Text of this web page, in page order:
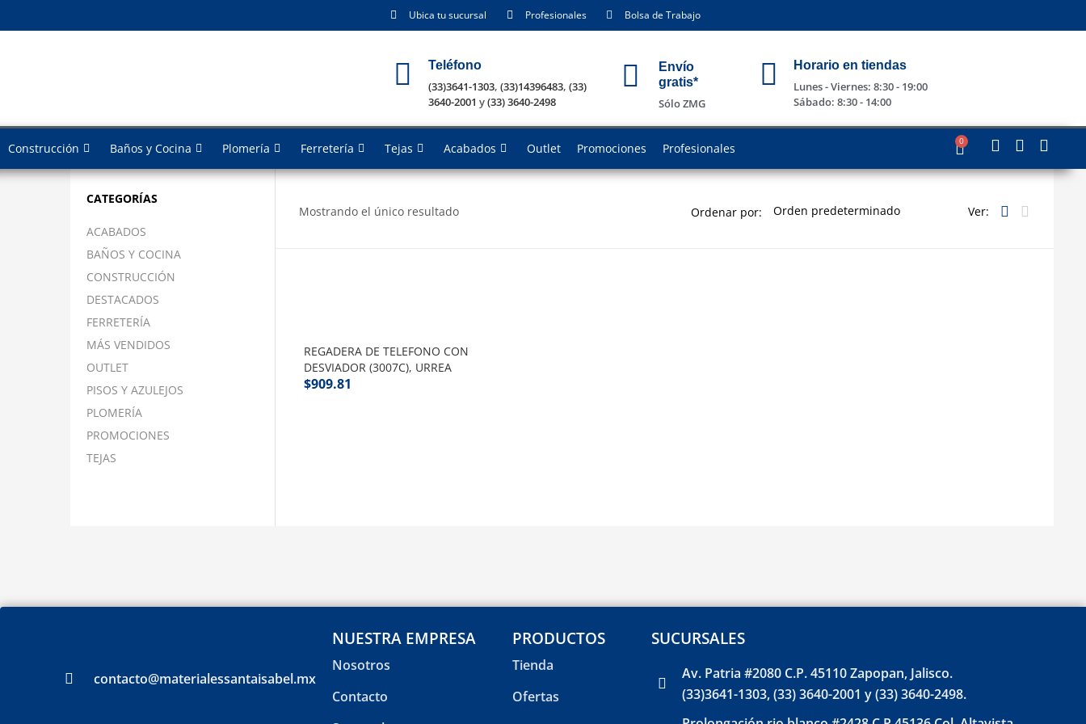
Ubica tu sucursal Profesionales Bolsa de Trabajo
Teléfono
(33)3641-1303, (33)14396483, (33)
3640-2001 y(33) 3640-2498
Envío
gratis*
Sólo ZMG
Horario en tiendas
Lunes - Viernes: 8:30 - 19:00
Sábado: 8:30 - 14:00
Construcción Baños y Cocina Plomería Ferretería Tejas Acabados Outlet Promociones Profesionales 0
CATEGORÍAS
ACABADOS
BAÑOS Y COCINA
CONSTRUCCIÓN
DESTACADOS
FERRETERÍA
MÁS VENDIDOS
OUTLET
PISOS Y AZULEJOS
PLOMERÍA
PROMOCIONES
TEJAS
Mostrando el único resultado Ordenar por: Ver:
REGADERA DE TELEFONO CON
DESVIADOR (3007C), URREA
$909.81
contacto@materialessantaisabel.mx
NUESTRA EMPRESA
Nosotros
Contacto
PRODUCTOS
Tienda
Ofertas
SUCURSALES
Av. Patria #2080 C.P. 45110 Zapopan, Jalisco.
(33)3641-1303, (33) 3640-2001 y (33) 3640-2498.